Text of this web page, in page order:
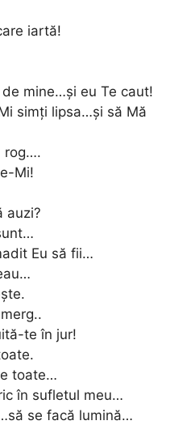
iartă!
mine…şi eu Te caut!
simţi lipsa…şi să Mă
rog….
Mi!
auzi?
Eu să fii…
te în jur!
toate…
în sufletul meu…
se facă lumină…